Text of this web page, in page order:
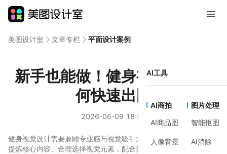
AI工具
AI商拍
AI商品图
人像背景
图片处理
智能抠图
AI消除
美图设计室 文章专栏 平面设计案例
新手也能做！健身视觉设计如
何快速出图
2026-06-09 18:51
健身视觉设计需要兼顾专业感与视觉吸引力，通过明确目标场景、
提炼核心内容、合理选择视觉元素，配合美图设计室模板库的现成